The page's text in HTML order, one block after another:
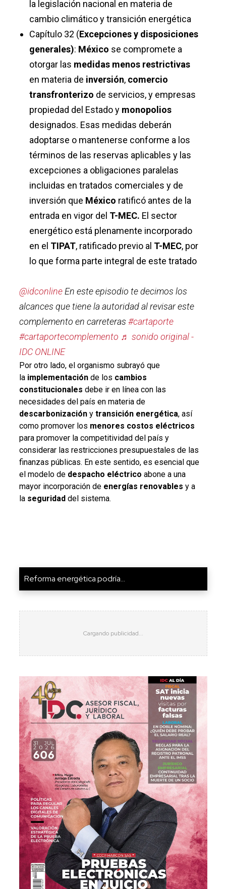
la legislación nacional en materia de
cambio climático y transición energética
Capítulo 32 (Excepciones y disposiciones
generales): México se compromete a
otorgar las medidas menos restrictivas
en materia de inversión, comercio
transfronterizo de servicios, y empresas
propiedad del Estado y monopolios
designados. Esas medidas deberán
adoptarse o mantenerse conforme a los
términos de las reservas aplicables y las
excepciones a obligaciones paralelas
incluidas en tratados comerciales y de
inversión que México ratificó antes de la
entrada en vigor del T-MEC. El sector
energético está plenamente incorporado
en el TIPAT, ratificado previo al T-MEC, por
lo que forma parte integral de este tratado
@idconlineEn este episodio te decimos los
alcances que tiene la autoridad al revisar este
complemento en carreteras #cartaporte
#cartaportecomplemento ♬ sonido original -
IDC ONLINE
Por otro lado, el organismo subrayó que
la implementación de los cambios
constitucionales debe ir en línea con las
necesidades del país en materia de
descarbonización y transición energética, así
como promover los menores costos eléctricos
para promover la competitividad del país y
considerar las restricciones presupuestales de las
finanzas públicas. En este sentido, es esencial que
el modelo de despacho eléctrico abone a una
mayor incorporación de energías renovables y a
la seguridad del sistema.
Reforma energética podría...